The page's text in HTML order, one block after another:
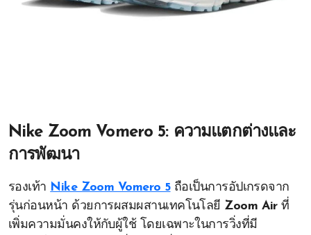
Nike Zoom Vomero 5: ความแตกต่างและ
การพัฒนา
รองเท้า Nike Zoom Vomero 5ถือเป็นการอัปเกรดจาก
รุ่นก่อนหน้า ด้วยการผสมผสานเทคโนโลยี Zoom Airที่
เพิ่มความมั่นคงให้กับผู้ใช้ โดยเฉพาะในการวิ่งที่มี